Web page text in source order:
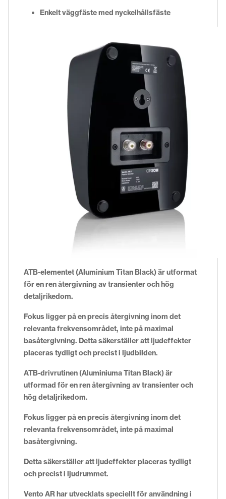
Enkelt väggfäste med nyckelhållsfäste
ATB-elementet (Aluminium Titan Black) är utformat
för en ren återgivning av transienter och hög
detaljrikedom.
Fokus ligger på en precis återgivning inom det
relevanta frekvensområdet, inte på maximal
basåtergivning. Detta säkerställer att ljudeffekter
placeras tydligt och precist i ljudbilden.
ATB-drivrutinen (Aluminiuma Titan Black) är
utformad för en ren återgivning av transienter och
hög detaljrikedom.
Fokus ligger på en precis återgivning inom det
relevanta frekvensområdet, inte på maximal
basåtergivning.
Detta säkerställer att ljudeffekter placeras tydligt
och precist i ljudrummet.
Vento AR har utvecklats speciellt för användning i